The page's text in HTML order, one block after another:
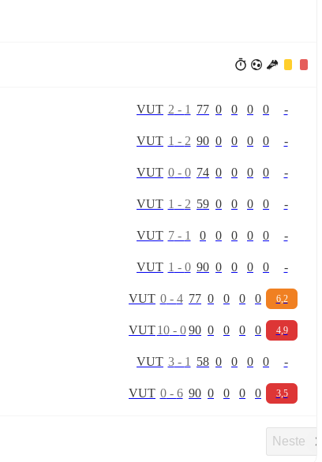
VUT 2 - 1 77 0 0 0 0 -
VUT 1 - 2 90 0 0 0 0 -
VUT 0- 0 74 0 0 0 0 -
VUT 1 - 2 59 0 0 0 0 -
VUT 7- 1 0 0 0 0 0 -
VUT 1 - 0 90 0 0 0 0 -
VUT 0- 4 77 0 0 0 0 6,2
VUT10- 0 90 0 0 0 0 4,9
VUT 3- 1 58 0 0 0 0 -
VUT 0- 6 90 0 0 0 0 3,5
Neste